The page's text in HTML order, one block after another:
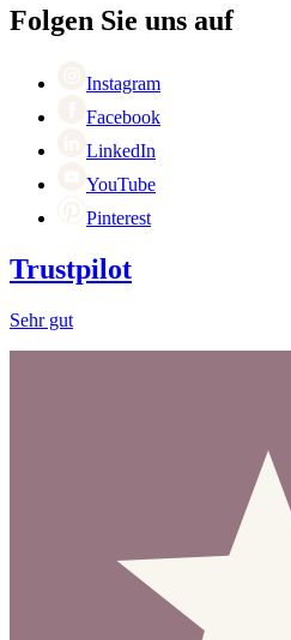
Karriere
Black Friday
Cyber Monday
Folgen Sie uns auf
Instagram
Facebook
LinkedIn
YouTube
Pinterest
Trustpilot
Sehr gut